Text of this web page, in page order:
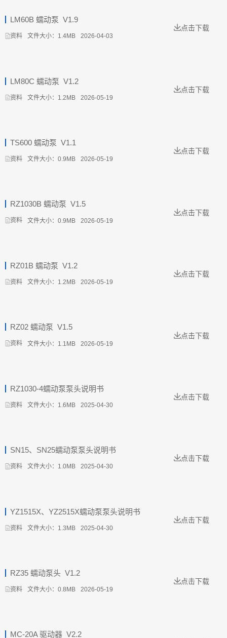
资料
LM60B 蠕动泵_V1.9
文件大小：1.4MB 2026-04-03
点击下载
资料
LM80C 蠕动泵_V1.2
文件大小：1.2MB 2026-05-19
点击下载
资料
TS600 蠕动泵_V1.1
文件大小：0.9MB 2026-05-19
点击下载
资料
RZ1030B 蠕动泵_V1.5
文件大小：0.9MB 2026-05-19
点击下载
资料
RZ01B 蠕动泵_V1.2
文件大小：1.2MB 2026-05-19
点击下载
资料
RZ02 蠕动泵_V1.5
文件大小：1.1MB 2026-05-19
点击下载
资料
RZ1030-4蠕动泵泵头说明书
文件大小：1.6MB 2025-04-30
点击下载
资料
SN15、SN25蠕动泵泵头说明书
文件大小：1.0MB 2025-04-30
点击下载
资料
YZ1515X、YZ2515X蠕动泵泵头说明书
文件大小：1.3MB 2025-04-30
点击下载
资料
RZ35 蠕动泵头_V1.2
文件大小：0.8MB 2026-05-19
点击下载
MC-20A 驱动器_V2.2